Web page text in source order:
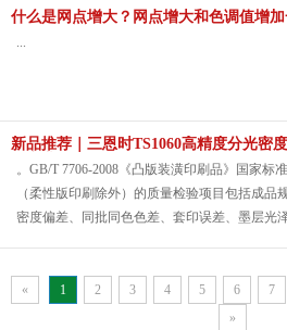
什么是网点增大？网点增大和色调值增加
新品推荐｜三恩时TS1060高精度分光密
。GB/T 7706-2008《凸版装潢印刷品》国家标
（柔性版印刷除外）的质量检验项目包括成品
密度偏差、同批同色色差、套印误差、墨层光
« 1 2 3 4 5 6 7
»